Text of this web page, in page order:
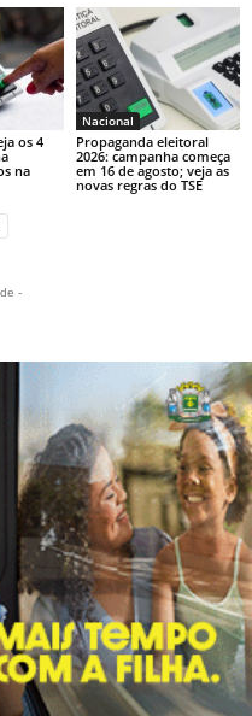
os 4
na
Nacional
Propaganda eleitoral
2026: campanha começa
em 16 de agosto; veja as
novas regras do TSE
-